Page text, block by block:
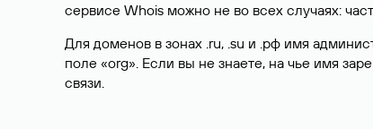
сервисе Whois можно не во всех случаях:
Для доменов в зонах .ru, .su и .рф имя
поле «org». Если вы не знаете, на чье имя
связи.